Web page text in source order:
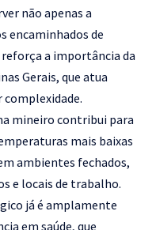
não apenas a
encaminhados de
a importância da
Gerais, que atua
complexidade.
mineiro contribui para
mais baixas
ambientes fechados,
e locais de trabalho.
já é amplamente
em saúde, que